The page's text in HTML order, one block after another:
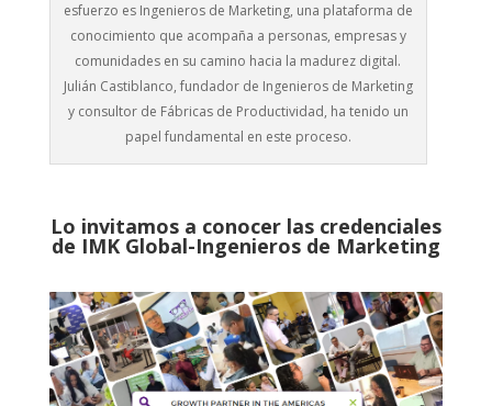
esfuerzo es Ingenieros de Marketing, una plataforma de
conocimiento que acompaña a personas, empresas y
comunidades en su camino hacia la madurez digital.
Julián Castiblanco, fundador de Ingenieros de Marketing
y consultor de Fábricas de Productividad, ha tenido un
papel fundamental en este proceso.
Lo invitamos a conocer las credenciales
de IMK Global-Ingenieros de Marketing